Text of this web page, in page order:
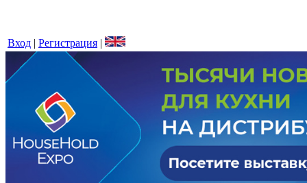
Вход | Регистрация |